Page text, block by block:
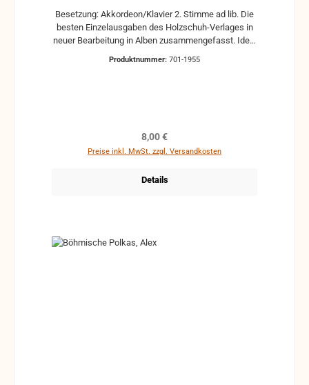
Besetzung: Akkordeon/Klavier 2. Stimme ad lib. Die
besten Einzelausgaben des Holzschuh-Verlages in
neuer Bearbeitung in Alben zusammengefasst. Ideal
Produktnummer: 701-1955
Regulärer Preis:
8,00 €
Preise inkl. MwSt. zzgl. Versandkosten
Details